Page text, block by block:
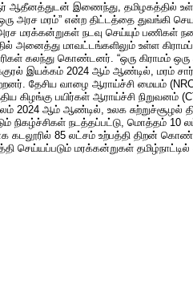
ஆதீனத்துடன் இணைந்து, தமிழகத்தில்
அரச மரம்” என்ற திட்டத்தை துவங்கி
மரக்கன்றுகள் நடவு செய்யும் பணிகள்
அனைத்து மாவட்டங்களிலும் உள்ள
கலந்து கொண்டனர். “ஒரு கிராமம் ஒரு
இயக்கம் 2024 ஆம் ஆண்டில், மரம்
தேசிய வாழை ஆராய்ச்சி மையம்
கிழங்கு பயிர்கள் ஆராய்ச்சி நிறுவனம்
2024 ஆம் ஆண்டில், உலக
நிகழ்ச்சிகள் நடத்தப்பட்டு, மொத்தம் 10
85 லட்சம் உற்பத்தி திறன் கொண்ட
மரக்கன்றுகள் தமிழ்நாட்டில்